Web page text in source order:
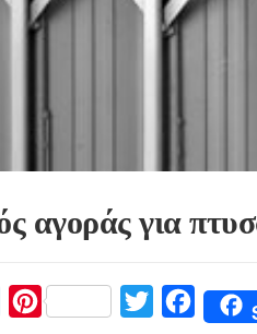
αγοράς για
LinkedInPinterest Twitter